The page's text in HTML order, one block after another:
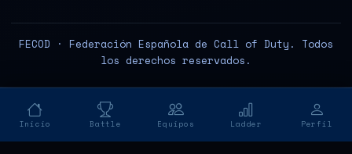
FECOD · Federación Española de Call of Duty. Todos
los derechos reservados.
Inicio Battle Equipos Ladder Perfil